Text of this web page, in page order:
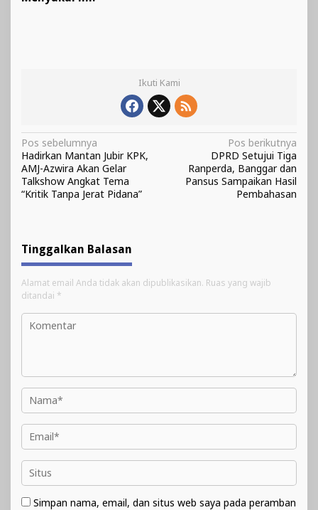
Ikuti Kami
Navigasi
pos
Pos sebelumnya
Hadirkan Mantan Jubir KPK,
AMJ-Azwira Akan Gelar
Talkshow Angkat Tema
“Kritik Tanpa Jerat Pidana”
Pos berikutnya
DPRD Setujui Tiga
Ranperda, Banggar dan
Pansus Sampaikan Hasil
Pembahasan
Tinggalkan Balasan
Alamat email Anda tidak akan dipublikasikan. Ruas yang wajib
ditandai *
Simpan nama, email, dan situs web saya pada peramban